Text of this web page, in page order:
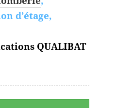
d’étage,
QUALIBAT